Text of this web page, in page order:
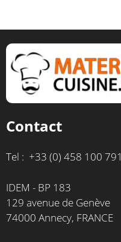
Contact
Tel : +33 (0) 458 100 791
IDEM - BP 183
129 avenue de Genève
74000 Annecy, FRANCE